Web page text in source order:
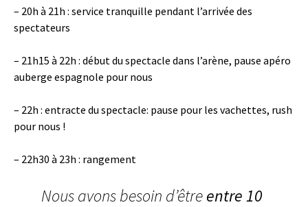
– 20h à 21h : service tranquille pendant l’arrivée des
spectateurs
– 21h15 à 22h : début du spectacle dans l’arène, pause apéro
auberge espagnole pour nous
– 22h : entracte du spectacle: pause pour les vachettes, rush
pour nous !
– 22h30 à 23h : rangement
Nous avons besoin d’êtreentre 10